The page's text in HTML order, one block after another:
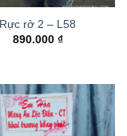
Rực rở 2 – L58
890.000 ₫